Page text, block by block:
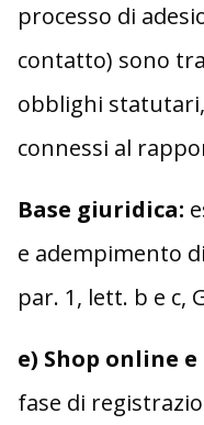
processo di
contatto) sono
obblighi
connessi al
Base giuridica:
e adempimento
par. 1, lett. b e c,
e) Shop online
fase di